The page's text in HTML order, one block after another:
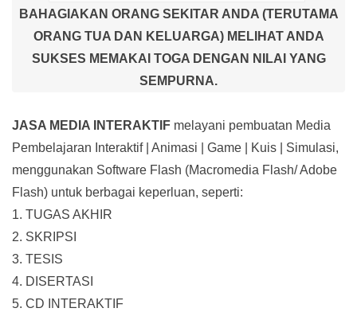
BAHAGIAKAN ORANG SEKITAR ANDA (TERUTAMA
ORANG TUA DAN KELUARGA) MELIHAT ANDA
SUKSES MEMAKAI TOGA DENGAN NILAI YANG
SEMPURNA.
JASA MEDIA INTERAKTIF melayani pembuatan Media
Pembelajaran Interaktif| Animasi | Game | Kuis | Simulasi,
menggunakan Software Flash (Macromedia Flash/ Adobe
Flash) untuk berbagai keperluan, seperti:
1. TUGAS AKHIR
2. SKRIPSI
3. TESIS
4. DISERTASI
5. CD INTERAKTIF